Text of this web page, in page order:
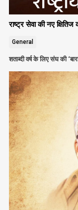
राष्ट्र सेवा की नए
General
शताब्दी वर्ष के लिए संघ की